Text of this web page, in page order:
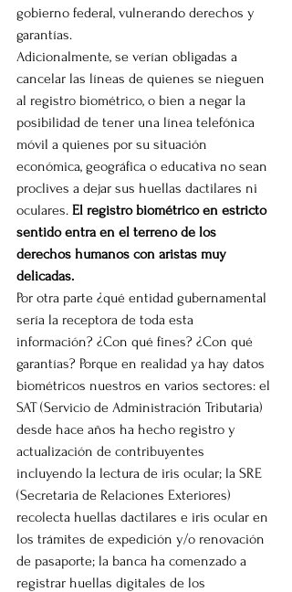
gobierno federal, vulnerando derechos y
garantías.
Adicionalmente, se verían obligadas a
cancelar las líneas de quienes se nieguen
al registro biométrico, o bien a negar la
posibilidad de tener una línea telefónica
móvil a quienes por su situación
económica, geográfica o educativa no sean
proclives a dejar sus huellas dactilares ni
oculares. El registro biométrico en estricto
sentido entra en el terreno de los
derechos humanos con aristas muy
delicadas.
Por otra parte ¿qué entidad gubernamental
sería la receptora de toda esta
información? ¿Con qué fines? ¿Con qué
garantías? Porque en realidad ya hay datos
biométricos nuestros en varios sectores: el
SAT (Servicio de Administración Tributaria)
desde hace años ha hecho registro y
actualización de contribuyentes
incluyendo la lectura de iris ocular; la SRE
(Secretaria de Relaciones Exteriores)
recolecta huellas dactilares e iris ocular en
los trámites de expedición y/o renovación
de pasaporte; la banca ha comenzado a
registrar huellas digitales de los